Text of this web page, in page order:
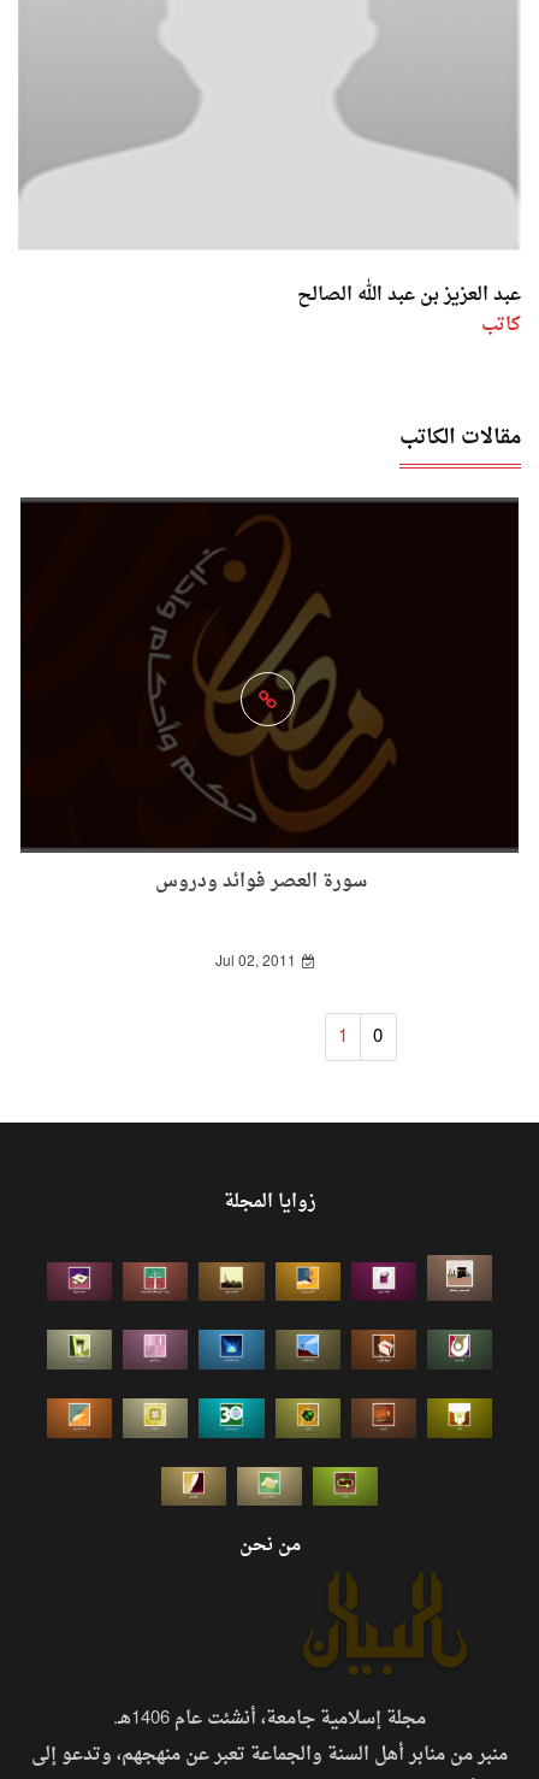
عبد العزيز بن عبد الله الصالح
كاتب
مقالات الكاتب
سورة العصر فوائد ودروس
Jul 02, 2011
0
1
زوايا المجلة
من نحن
مجلة إسلامية جامعة، أنشئت عام 1406هـ.
منبر من منابر أهل السنة والجماعة تعبر عن منهجهم، وتدعو إلى